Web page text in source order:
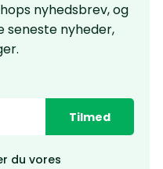
nyhedsbrev, og
seneste nyheder,
Tilmed
du vores